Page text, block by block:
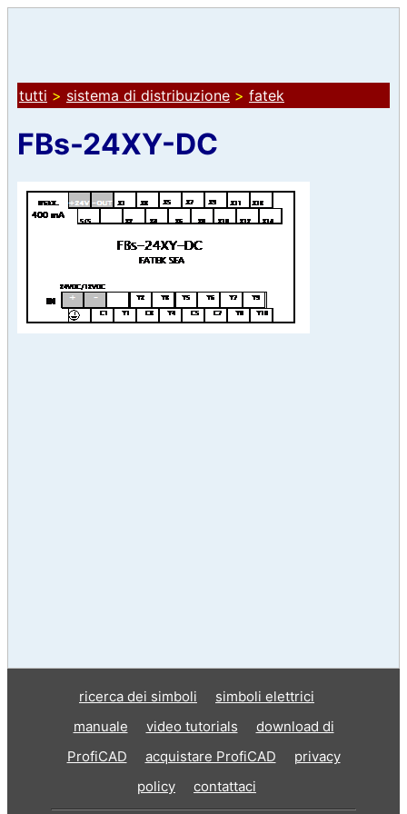
tutti > sistema di distribuzione > fatek
FBs-24XY-DC
ricerca dei simboli
simboli elettrici
manuale
video tutorials
download di
ProfiCAD
acquistare ProfiCAD
privacy
policy
contattaci